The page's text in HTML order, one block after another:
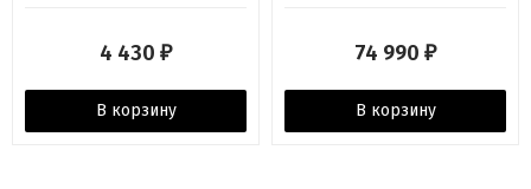
4 430 ₽
В корзину
74 990 ₽
В корзину